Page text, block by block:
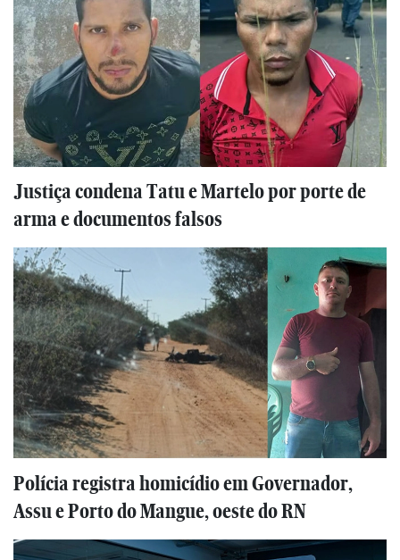
Justiça condena Tatu e Martelo por porte de
arma e documentos falsos
Polícia registra homicídio em Governador,
Assu e Porto do Mangue, oeste do RN